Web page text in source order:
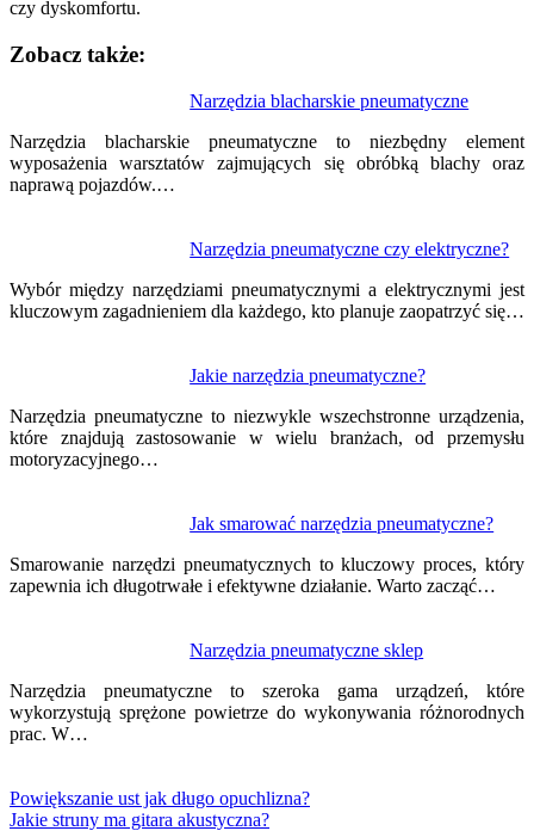
czy dyskomfortu.
Zobacz także:
Narzędzia blacharskie pneumatyczne
Narzędzia blacharskie pneumatyczne to niezbędny element
wyposażenia warsztatów zajmujących się obróbką blachy oraz
naprawą pojazdów.…
Narzędzia pneumatyczne czy elektryczne?
Wybór między narzędziami pneumatycznymi a elektrycznymi jest
kluczowym zagadnieniem dla każdego, kto planuje zaopatrzyć się…
Jakie narzędzia pneumatyczne?
Narzędzia pneumatyczne to niezwykle wszechstronne urządzenia,
które znajdują zastosowanie w wielu branżach, od przemysłu
motoryzacyjnego…
Jak smarować narzędzia pneumatyczne?
Smarowanie narzędzi pneumatycznych to kluczowy proces, który
zapewnia ich długotrwałe i efektywne działanie. Warto zacząć…
Narzędzia pneumatyczne sklep
Narzędzia pneumatyczne to szeroka gama urządzeń, które
wykorzystują sprężone powietrze do wykonywania różnorodnych
prac. W…
wpisu
Powiększanie ust jak długo opuchlizna?
Jakie struny ma gitara akustyczna?